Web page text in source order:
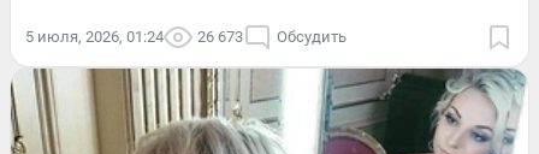
5 июля, 2026, 01:24 26 673 Обсудить